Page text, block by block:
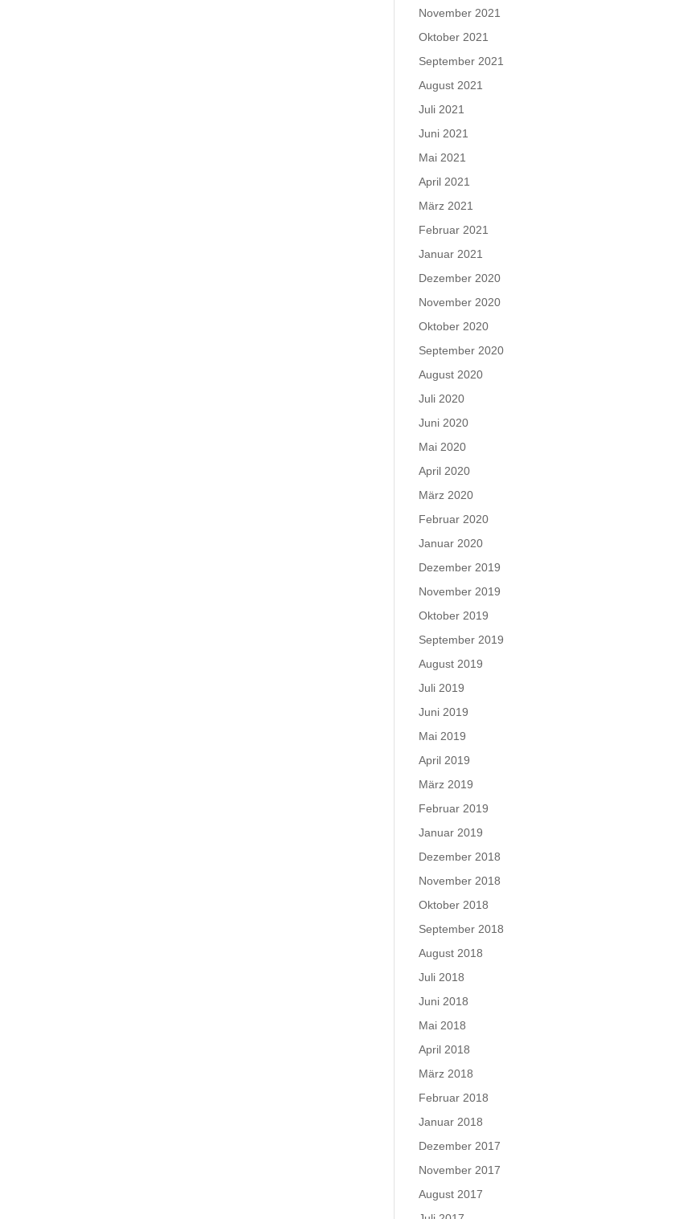
November 2021
Oktober 2021
September 2021
August 2021
Juli 2021
Juni 2021
Mai 2021
April 2021
März 2021
Februar 2021
Januar 2021
Dezember 2020
November 2020
Oktober 2020
September 2020
August 2020
Juli 2020
Juni 2020
Mai 2020
April 2020
März 2020
Februar 2020
Januar 2020
Dezember 2019
November 2019
Oktober 2019
September 2019
August 2019
Juli 2019
Juni 2019
Mai 2019
April 2019
März 2019
Februar 2019
Januar 2019
Dezember 2018
November 2018
Oktober 2018
September 2018
August 2018
Juli 2018
Juni 2018
Mai 2018
April 2018
März 2018
Februar 2018
Januar 2018
Dezember 2017
November 2017
August 2017